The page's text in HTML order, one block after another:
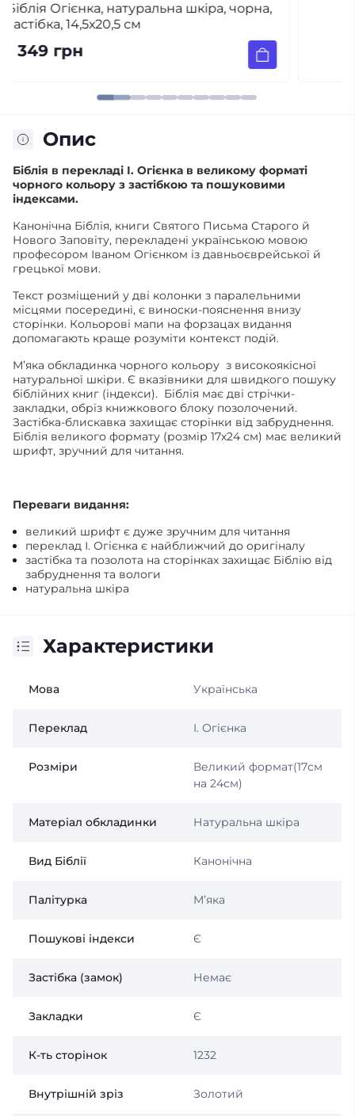
Біблія Огієнка, замок, індекси, бордо,
14.5х20.5 см
880 грн
Опис
Біблія в перекладі І. Огієнка в великому форматі
чорного кольору з застібкою та пошуковими
індексами.
Канонічна Біблія, книги Святого Письма Старого й
Нового Заповіту, перекладені українською мовою
професором Іваном Огієнком із давньоєврейської й
грецької мови.
Текст розміщений у дві колонки з паралельними
місцями посередині, є виноски-пояснення внизу
сторінки. Кольорові мапи на форзацах видання
допомагають краще розуміти контекст подій.
М’яка обкладинка чорного кольору з високоякісної
натуральної шкіри. Є вказівники для швидкого пошуку
біблійних книг (індекси). Біблія має дві стрічки-
закладки, обріз книжкового блоку позолочений.
Застібка-блискавка захищає сторінки від забруднення.
Біблія великого формату (розмір 17х24 см) має великий
шрифт, зручний для читання.
Переваги видання:
великий шрифт є дуже зручним для читання
переклад І. Огієнка є найближчий до оригіналу
застібка та позолота на сторінках захищає Біблію від
забруднення та вологи
натуральна шкіра
Характеристики
Мова Українська
Переклад І. Огієнка
Розміри
Великий формат(17см
на 24см)
Матеріал обкладинки Натуральна шкіра
Вид Біблії Канонічна
Палітурка Мʼяка
Пошукові індекси Є
Застібка (замок) Немає
Закладки Є
К-ть сторінок 1232
Внутрішній зріз Золотий